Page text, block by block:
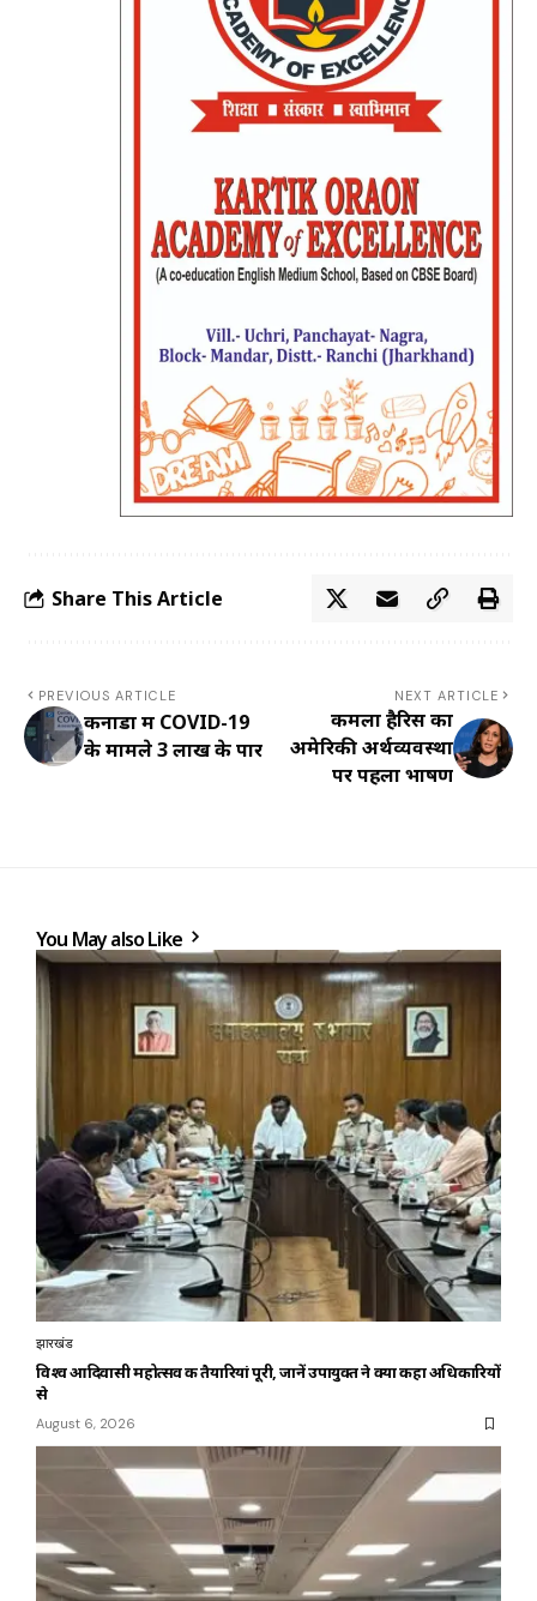
Share This Article
PREVIOUS ARTICLE
कनाडा में COVID-19
के मामले 3 लाख के पार
NEXT ARTICLE
कमला हैरिस का
अमेरिकी अर्थव्यवस्था
पर पहला भाषण
You May also Like
झारखंड
विश्व आदिवासी महोत्सव की तैयारियां पूरी, जानें उपायुक्त ने क्या कहा अधिकारियों
से
August 6, 2026